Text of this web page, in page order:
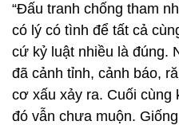
“Đấu tranh chống tham
có lý có tình để tất cả
cứ kỷ luật nhiều là đúng.
đã cảnh tỉnh, cảnh báo,
cơ xấu xảy ra. Cuối
đó vẫn chưa muộn.